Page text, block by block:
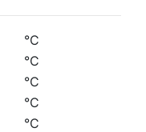
°C
°C
°C
°C
°C